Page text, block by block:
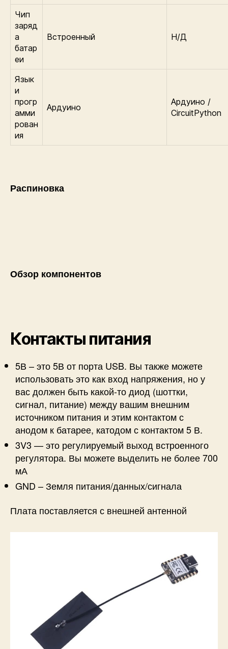
Чип
заряд
а
батар
еи
Встроенный Н/Д
Язык
и
прогр
амми
рован
ия
Ардуино
Ардуино /
CircuitPython
Распиновка
Обзор компонентов
Контакты питания
5В – это 5В от порта USB. Вы также можете
использовать это как вход напряжения, но у
вас должен быть какой-то диод (шоттки,
сигнал, питание) между вашим внешним
источником питания и этим контактом с
анодом к батарее, катодом с контактом 5 В.
3V3 — это регулируемый выход встроенного
регулятора. Вы можете выделить не более 700
мА
GND – Земля питания/данных/сигнала
Плата поставляется с внешней антенной